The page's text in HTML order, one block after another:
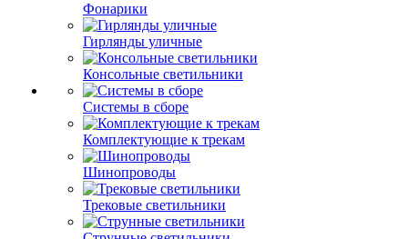
Фонарики
Гирлянды уличные
Консольные светильники
Системы в сборе
Комплектующие к трекам
Шинопроводы
Трековые светильники